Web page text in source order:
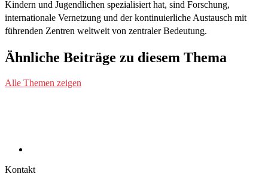
Kindern und Jugendlichen spezialisiert hat, sind Forschung,
internationale Vernetzung und der kontinuierliche Austausch mit
führenden Zentren weltweit von zentraler Bedeutung.
Ähnliche Beiträge zu diesem Thema
Alle Themen zeigen
Kontakt